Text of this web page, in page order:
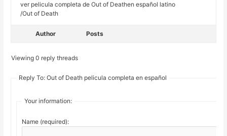
ver pelicula completa de Out of Deathen español latino
/Out of Death
Author Posts
Viewing 0 reply threads
Reply To: Out of Death pelicula completa en español
Your information:
Name (required):